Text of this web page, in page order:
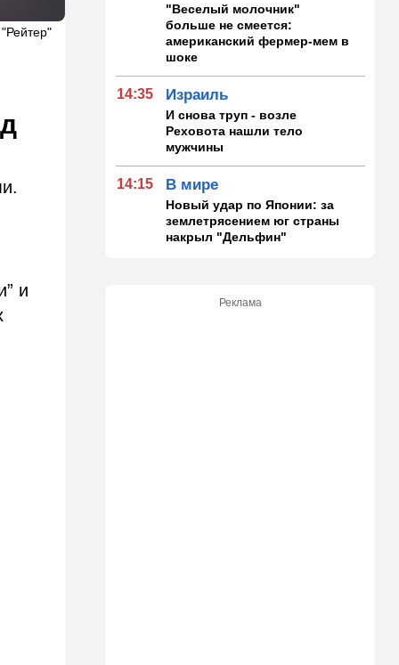
и
"Веселый молочник"
больше не смеется:
американский фермер-мем в
шоке
14:35 Израиль
И снова труп - возле
Реховота нашли тело
мужчины
14:15 В мире
Новый удар по Японии: за
землетрясением юг страны
накрыл "Дельфин"
хорошей компании…
Реклама